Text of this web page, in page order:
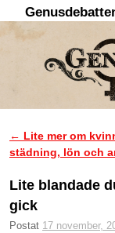
← Lite mer om
städning, lön och
Lite blandade
gick
Postat 17 november,